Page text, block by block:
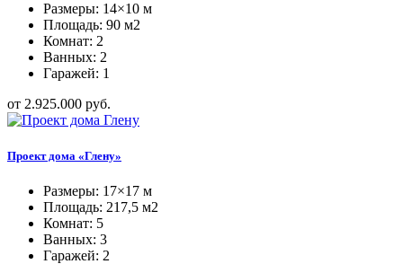
Размеры: 14×10 м
Площадь: 90 м2
Комнат: 2
Ванных: 2
Гаражей: 1
от 2.925.000 руб.
Проект дома «Глену»
Размеры: 17×17 м
Площадь: 217,5 м2
Комнат: 5
Ванных: 3
Гаражей: 2